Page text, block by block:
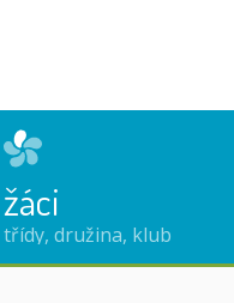
žáci
třídy, družina, klub